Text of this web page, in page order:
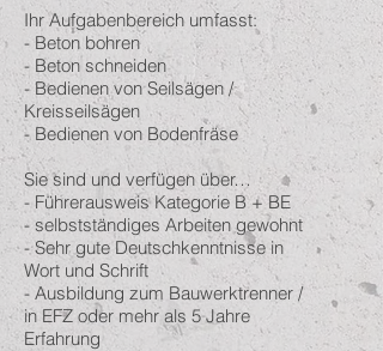
Ihr Aufgabenbereich umfasst:
- Beton bohren
- Beton schneiden
- Bedienen von Seilsägen /
Kreisseilsägen
- Bedienen von Bodenfräse
Sie sind und verfügen über…
- Führerausweis Kategorie B + BE
- selbstständiges Arbeiten gewohnt
- Sehr gute Deutschkenntnisse in
Wort und Schrift
- Ausbildung zum Bauwerktrenner /
in EFZ oder mehr als 5 Jahre
Erfahrung